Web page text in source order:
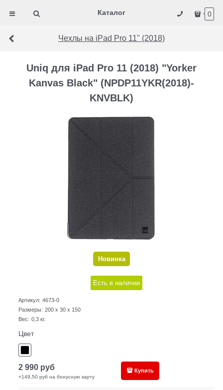
Каталог 0
Чехлы на iPad Pro 11" (2018)
Uniq для iPad Pro 11 (2018) "Yorker
Kanvas Black" (NPDP11YKR(2018)-
KNVBLK)
Новинка
Есть в наличии
Артикул: 4673-0
Размеры: 200 x 30 x 150
Вес: 0,3 кг.
Цвет
2 990 руб
+149,50 руб на бонусную карту
Купить